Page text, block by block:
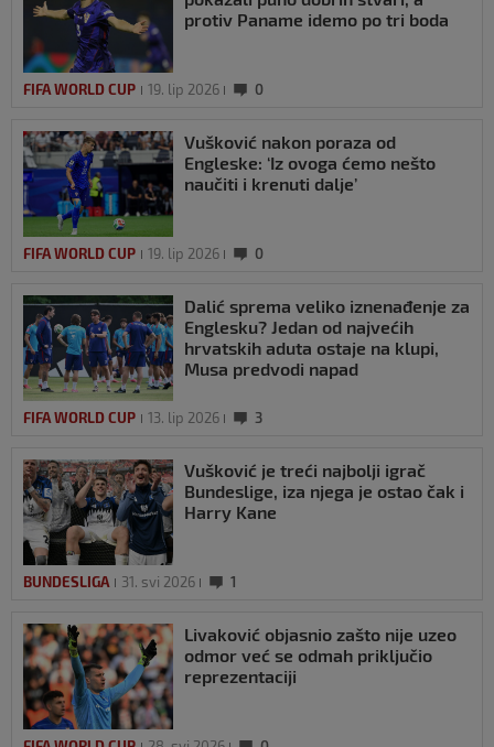
protiv Paname idemo po tri boda
FIFA WORLD CUP 19. lip 2026 0
Vušković nakon poraza od
Engleske: ‘Iz ovoga ćemo nešto
naučiti i krenuti dalje’
FIFA WORLD CUP 19. lip 2026 0
Dalić sprema veliko iznenađenje za
Englesku? Jedan od najvećih
hrvatskih aduta ostaje na klupi,
Musa predvodi napad
FIFA WORLD CUP 13. lip 2026 3
Vušković je treći najbolji igrač
Bundeslige, iza njega je ostao čak i
Harry Kane
BUNDESLIGA 31. svi 2026 1
Livaković objasnio zašto nije uzeo
odmor već se odmah priključio
reprezentaciji